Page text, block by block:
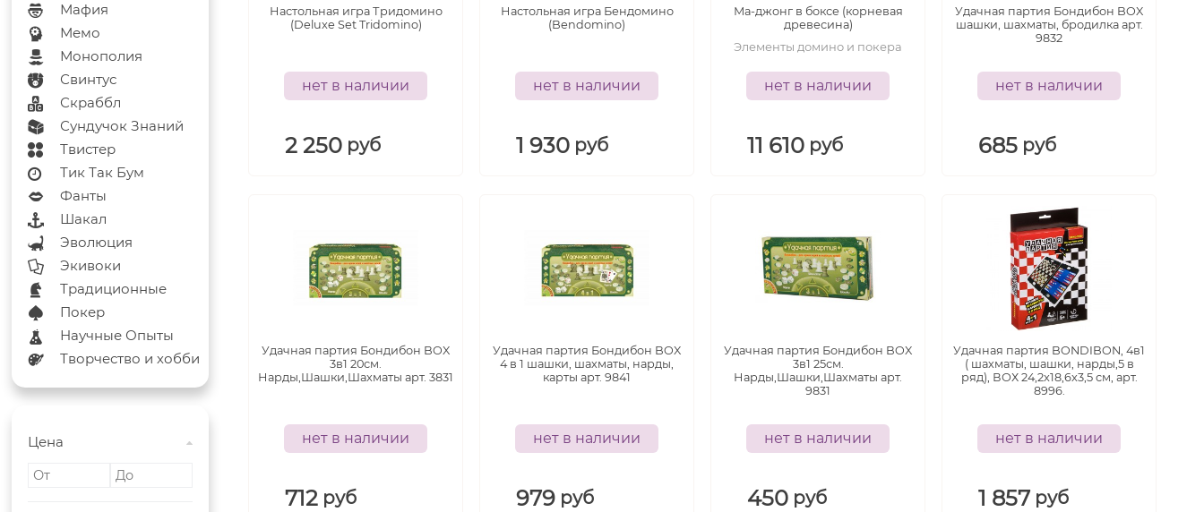
Мафия
Мемо
Монополия
Свинтус
Скраббл
Сундучок Знаний
Твистер
Тик Так Бум
Фанты
Шакал
Эволюция
Экивоки
Традиционные
Покер
Научные Опыты
Творчество и хобби
Цена
Настольная игра Тридомино
(Deluxe Set Tridomino)
нет в наличии
2 250 руб
Настольная игра Бендомино
(Bendomino)
нет в наличии
1 930 руб
Ма-джонг в боксе (корневая
древесина)
Элементы домино и покера
нет в наличии
11 610 руб
Удачная партия Бондибон BOX
шашки, шахматы, бродилка арт.
9832
нет в наличии
685 руб
Удачная партия Бондибон BOX
3в1 20см.
Нарды,Шашки,Шахматы арт. 3831
нет в наличии
712 руб
Удачная партия Бондибон BOX
4 в 1 шашки, шахматы, нарды,
карты арт. 9841
нет в наличии
979 руб
Удачная партия Бондибон BOX
3в1 25см.
Нарды,Шашки,Шахматы арт.
9831
нет в наличии
450 руб
Удачная партия BONDIBON, 4в1
( шахматы, шашки, нарды,5 в
ряд), ВОХ 24,2x18,6x3,5 см, арт.
8996.
нет в наличии
1 857 руб